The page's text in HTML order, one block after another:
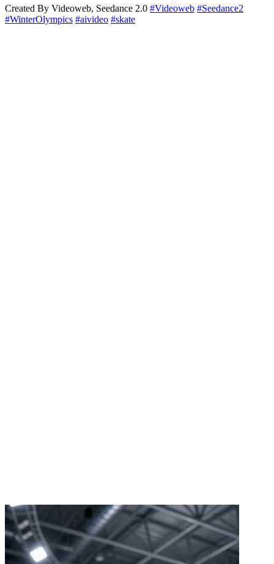
Created By Videoweb, Seedance 2.0 #Videoweb #Seedance2
#WinterOlympics #aivideo #skate